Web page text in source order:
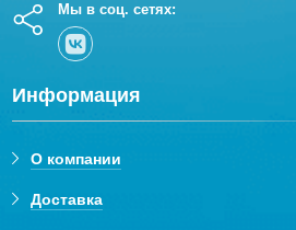
Мы в соц. сетях:
Информация
О компании
Доставка